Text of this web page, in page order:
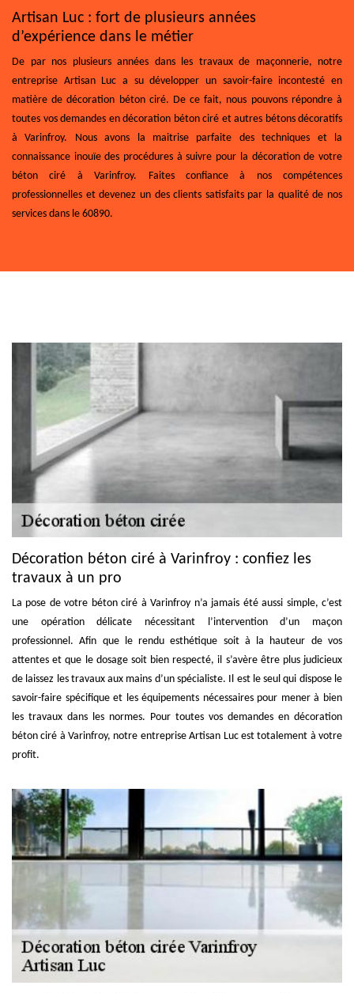
Artisan Luc : fort de plusieurs années
d’expérience dans le métier
De par nos plusieurs années dans les travaux de maçonnerie, notre
entreprise Artisan Luc a su développer un savoir-faire incontesté en
matière de décoration béton ciré. De ce fait, nous pouvons répondre à
toutes vos demandes en décoration béton ciré et autres bétons décoratifs
à Varinfroy. Nous avons la maitrise parfaite des techniques et la
connaissance inouïe des procédures à suivre pour la décoration de votre
béton ciré à Varinfroy. Faites confiance à nos compétences
professionnelles et devenez un des clients satisfaits par la qualité de nos
services dans le 60890.
Décoration béton ciré à Varinfroy : confiez les
travaux à un pro
La pose de votre béton ciré à Varinfroy n’a jamais été aussi simple, c’est
une opération délicate nécessitant l’intervention d’un maçon
professionnel. Afin que le rendu esthétique soit à la hauteur de vos
attentes et que le dosage soit bien respecté, il s’avère être plus judicieux
de laissez les travaux aux mains d’un spécialiste. Il est le seul qui dispose le
savoir-faire spécifique et les équipements nécessaires pour mener à bien
les travaux dans les normes. Pour toutes vos demandes en décoration
béton ciré à Varinfroy, notre entreprise Artisan Luc est totalement à votre
profit.